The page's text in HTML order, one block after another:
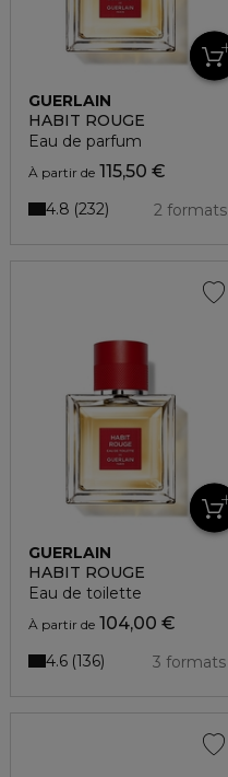
GUERLAIN
HABIT ROUGE
Eau de parfum
À partir de 115,50 €
2 formats
4.8 232
GUERLAIN
HABIT ROUGE
Eau de toilette
À partir de 104,00 €
3 formats
4.6 136